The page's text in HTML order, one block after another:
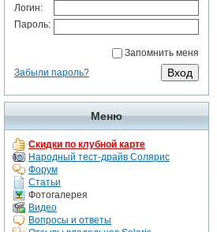
Логин:
Пароль:
Запомнить меня
Забыли пароль?
Меню
Скидки по клубной карте
Народный тест-драйв Солярис
Форум
Статьи
Фотогалерея
Видео
Вопросы и ответы